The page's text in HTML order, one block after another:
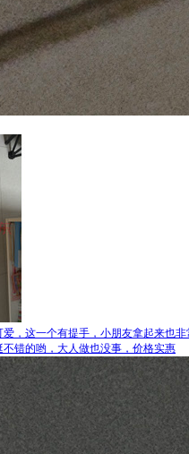
，这一个有提手，小朋友拿起来也
错的哟，大人做也没事，价格实惠